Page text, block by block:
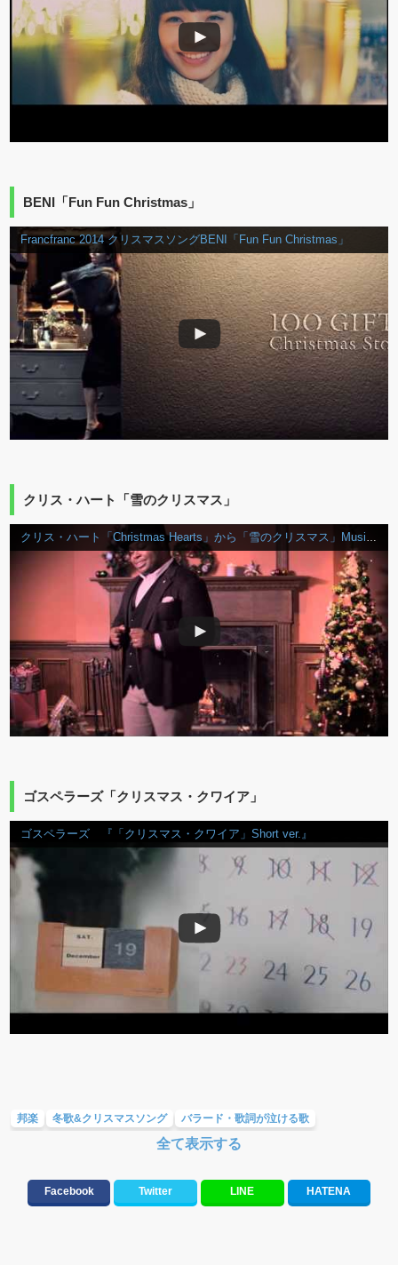
BENI「Fun Fun Christmas」
Francfranc 2014 クリスマスソングBENI「Fun Fun Christmas」
クリス・ハート「雪のクリスマス」
クリス・ハート「Christmas Hearts」から「雪のクリスマス」Music Video
ゴスペラーズ「クリスマス・クワイア」
ゴスペラーズ 『「クリスマス・クワイア」Short ver.』
邦楽 冬歌&クリスマスソング バラード・歌詞が泣ける歌
大切な人に贈る歌&ありがとうソング(感謝の歌)
全て表示する
Facebook Twitter LINE HATENA